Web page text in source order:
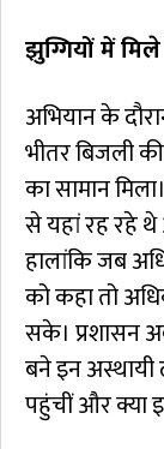
झुग्गियों में
अभियान के
भीतर बिजली
का सामान
से यहां रह रहे
हालांकि जब
को कहा तो
सके। प्रशासन
बने इन
पहुंचीं और क्या